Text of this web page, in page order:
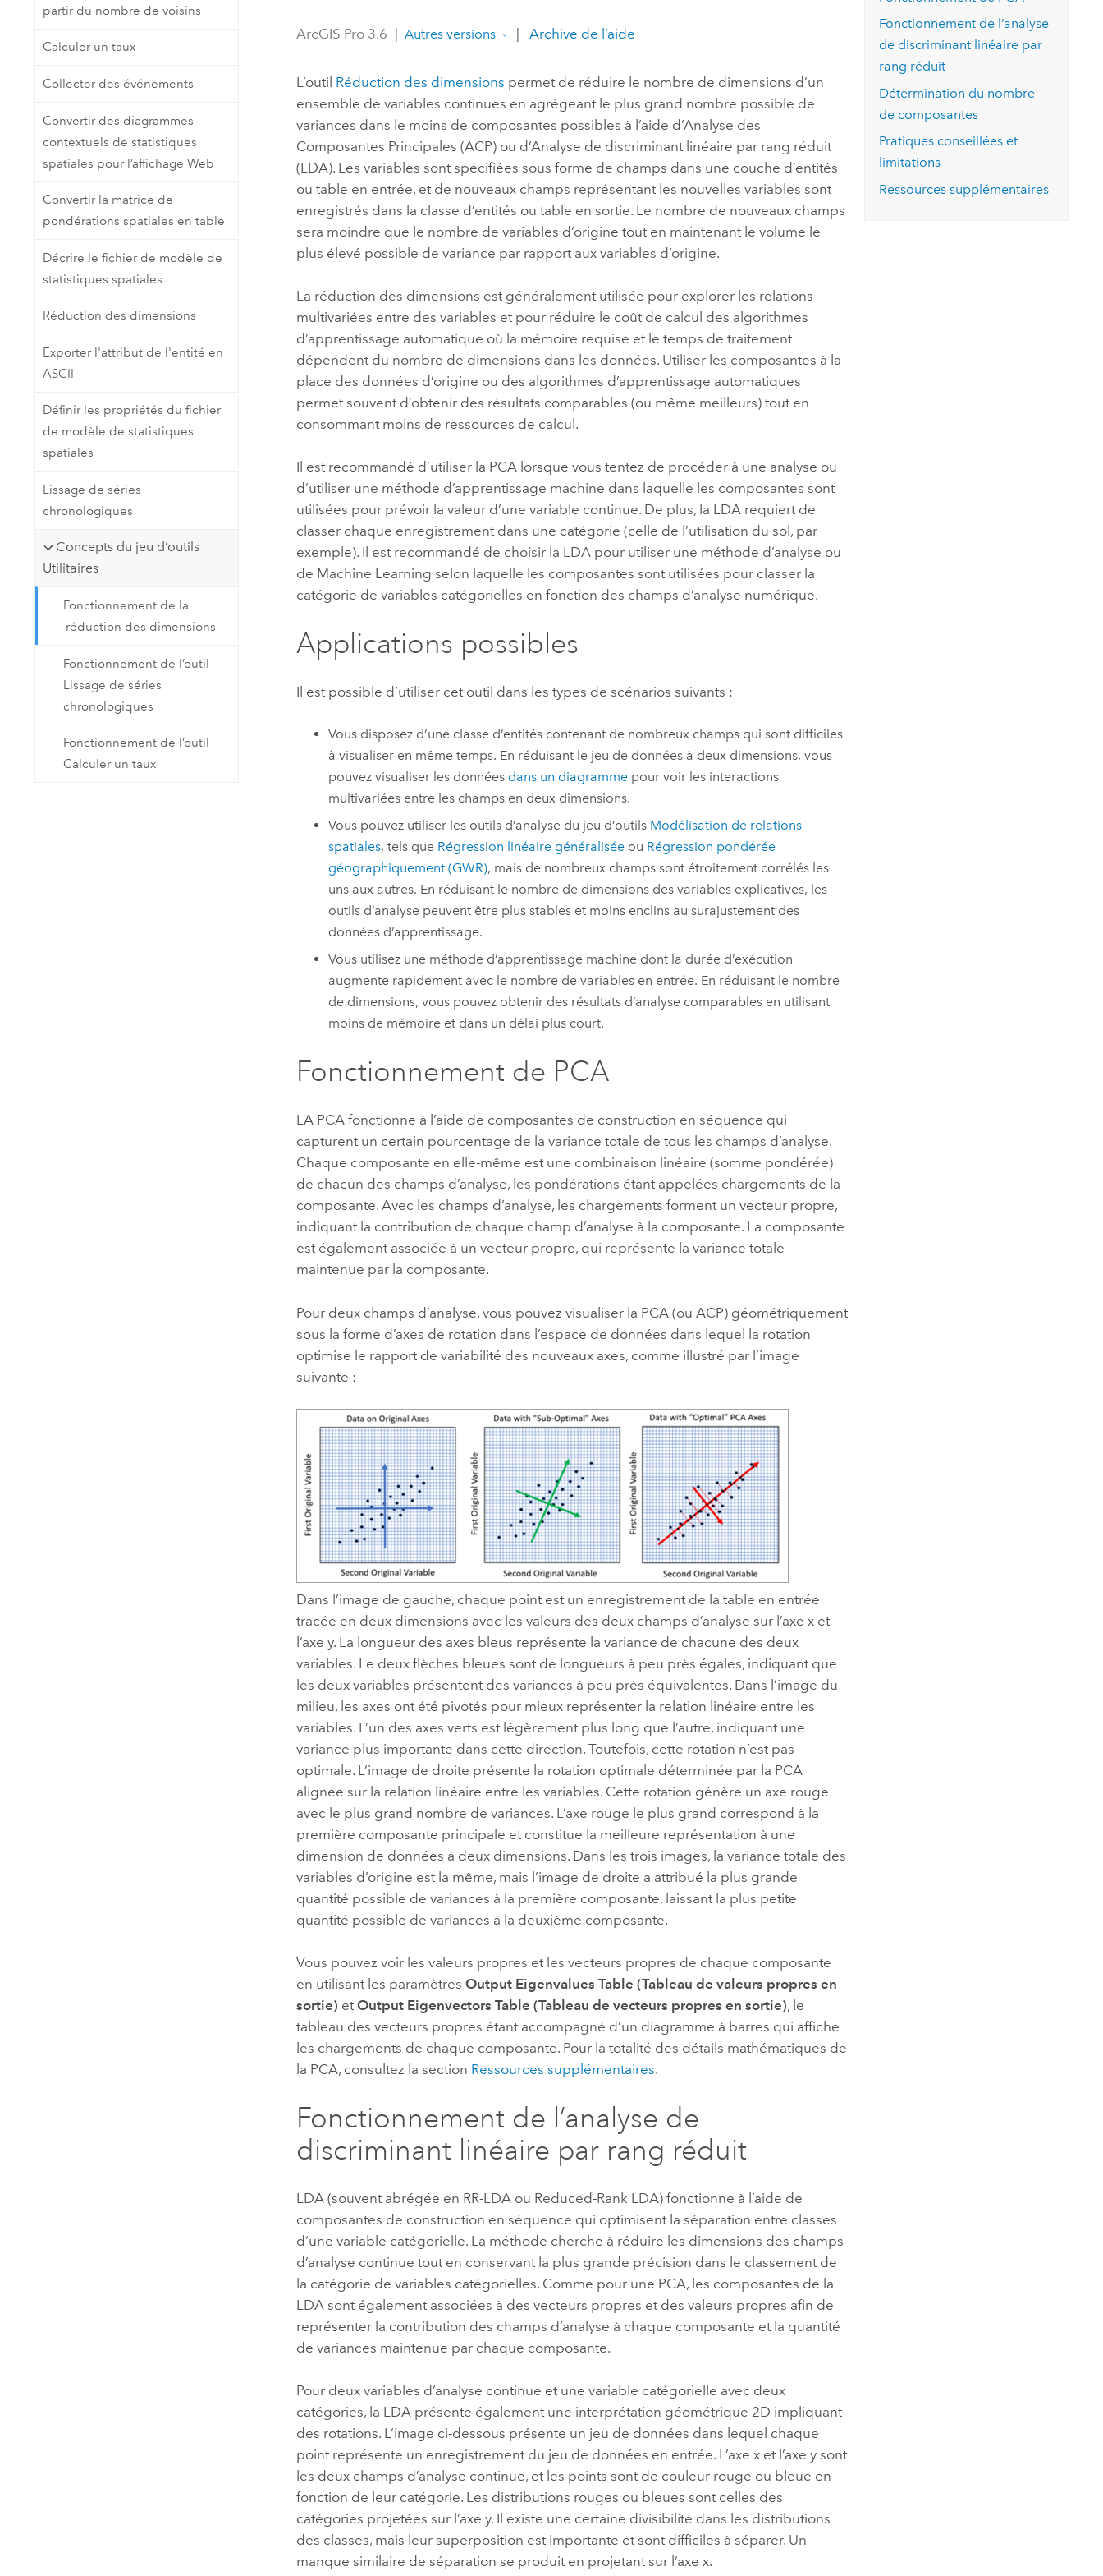
Créer des applications de
Tous les produits
essai gratuit.
Tous les secteurs d’activité
Explorer ce cours
technologiques
géospatial
Tous les récits
Lire le récit
partir du nombre de voisins
Calculer un taux
Collecter des événements
Convertir des diagrammes
contextuels de statistiques
spatiales pour l’affichage Web
Convertir la matrice de
pondérations spatiales en table
Décrire le fichier de modèle de
statistiques spatiales
Réduction des dimensions
Exporter l'attribut de l'entité en
ASCII
Définir les propriétés du fichier
de modèle de statistiques
spatiales
Lissage de séries
chronologiques
Concepts du jeu d’outils
Utilitaires
Fonctionnement de la
réduction des dimensions
Fonctionnement de l’outil
Lissage de séries
chronologiques
Fonctionnement de l’outil
Calculer un taux
ArcGIS Pro 3.6 Autres versions Archive de l’aide
L’outil Réduction des dimensions permet de réduire le nombre de dimensions d’un
ensemble de variables continues en agrégeant le plus grand nombre possible de
variances dans le moins de composantes possibles à l’aide d’Analyse des
Composantes Principales (ACP) ou d’Analyse de discriminant linéaire par rang réduit
(LDA). Les variables sont spécifiées sous forme de champs dans une couche d’entités
ou table en entrée, et de nouveaux champs représentant les nouvelles variables sont
enregistrés dans la classe d’entités ou table en sortie. Le nombre de nouveaux champs
sera moindre que le nombre de variables d’origine tout en maintenant le volume le
plus élevé possible de variance par rapport aux variables d’origine.
La réduction des dimensions est généralement utilisée pour explorer les relations
multivariées entre des variables et pour réduire le coût de calcul des algorithmes
d’apprentissage automatique où la mémoire requise et le temps de traitement
dépendent du nombre de dimensions dans les données. Utiliser les composantes à la
place des données d’origine ou des algorithmes d’apprentissage automatiques
permet souvent d’obtenir des résultats comparables (ou même meilleurs) tout en
consommant moins de ressources de calcul.
Il est recommandé d’utiliser la PCA lorsque vous tentez de procéder à une analyse ou
d’utiliser une méthode d’apprentissage machine dans laquelle les composantes sont
utilisées pour prévoir la valeur d’une variable continue. De plus, la LDA requiert de
classer chaque enregistrement dans une catégorie (celle de l’utilisation du sol, par
exemple). Il est recommandé de choisir la LDA pour utiliser une méthode d’analyse ou
de Machine Learning selon laquelle les composantes sont utilisées pour classer la
catégorie de variables catégorielles en fonction des champs d’analyse numérique.
Applications possibles
Il est possible d’utiliser cet outil dans les types de scénarios suivants :
Vous disposez d’une classe d’entités contenant de nombreux champs qui sont difficiles
à visualiser en même temps. En réduisant le jeu de données à deux dimensions, vous
pouvez visualiser les données dans un diagrammepour voir les interactions
multivariées entre les champs en deux dimensions.
Vous pouvez utiliser les outils d’analyse du jeu d’outils Modélisation de relations
spatiales, tels que Régression linéaire généraliséeou Régression pondérée
géographiquement (GWR), mais de nombreux champs sont étroitement corrélés les
uns aux autres. En réduisant le nombre de dimensions des variables explicatives, les
outils d’analyse peuvent être plus stables et moins enclins au surajustement des
données d’apprentissage.
Vous utilisez une méthode d’apprentissage machine dont la durée d’exécution
augmente rapidement avec le nombre de variables en entrée. En réduisant le nombre
de dimensions, vous pouvez obtenir des résultats d’analyse comparables en utilisant
moins de mémoire et dans un délai plus court.
Fonctionnement de PCA
LA PCA fonctionne à l’aide de composantes de construction en séquence qui
capturent un certain pourcentage de la variance totale de tous les champs d’analyse.
Chaque composante en elle-même est une combinaison linéaire (somme pondérée)
de chacun des champs d’analyse, les pondérations étant appelées chargements de la
composante. Avec les champs d’analyse, les chargements forment un vecteur propre,
indiquant la contribution de chaque champ d’analyse à la composante. La composante
est également associée à un vecteur propre, qui représente la variance totale
maintenue par la composante.
Pour deux champs d’analyse, vous pouvez visualiser la PCA (ou ACP) géométriquement
sous la forme d’axes de rotation dans l’espace de données dans lequel la rotation
optimise le rapport de variabilité des nouveaux axes, comme illustré par l’image
suivante :
Dans l’image de gauche, chaque point est un enregistrement de la table en entrée
tracée en deux dimensions avec les valeurs des deux champs d’analyse sur l’axe x et
l’axe y. La longueur des axes bleus représente la variance de chacune des deux
variables. Le deux flèches bleues sont de longueurs à peu près égales, indiquant que
les deux variables présentent des variances à peu près équivalentes. Dans l’image du
milieu, les axes ont été pivotés pour mieux représenter la relation linéaire entre les
variables. L’un des axes verts est légèrement plus long que l’autre, indiquant une
variance plus importante dans cette direction. Toutefois, cette rotation n’est pas
optimale. L’image de droite présente la rotation optimale déterminée par la PCA
alignée sur la relation linéaire entre les variables. Cette rotation génère un axe rouge
avec le plus grand nombre de variances. L’axe rouge le plus grand correspond à la
première composante principale et constitue la meilleure représentation à une
dimension de données à deux dimensions. Dans les trois images, la variance totale des
variables d’origine est la même, mais l’image de droite a attribué la plus grande
quantité possible de variances à la première composante, laissant la plus petite
quantité possible de variances à la deuxième composante.
Vous pouvez voir les valeurs propres et les vecteurs propres de chaque composante
en utilisant les paramètresOutput Eigenvalues Table (Tableau de valeurs propres en
sortie) etOutput Eigenvectors Table (Tableau de vecteurs propres en sortie), le
tableau des vecteurs propres étant accompagné d’un diagramme à barres qui affiche
les chargements de chaque composante. Pour la totalité des détails mathématiques de
la PCA, consultez la section Ressources supplémentaires.
Fonctionnement de l’analyse de
discriminant linéaire par rang réduit
LDA (souvent abrégée en RR-LDA ou Reduced-Rank LDA) fonctionne à l’aide de
composantes de construction en séquence qui optimisent la séparation entre classes
d’une variable catégorielle. La méthode cherche à réduire les dimensions des champs
d’analyse continue tout en conservant la plus grande précision dans le classement de
la catégorie de variables catégorielles. Comme pour une PCA, les composantes de la
LDA sont également associées à des vecteurs propres et des valeurs propres afin de
représenter la contribution des champs d’analyse à chaque composante et la quantité
de variances maintenue par chaque composante.
Pour deux variables d’analyse continue et une variable catégorielle avec deux
catégories, la LDA présente également une interprétation géométrique 2D impliquant
des rotations. L’image ci-dessous présente un jeu de données dans lequel chaque
point représente un enregistrement du jeu de données en entrée. L’axe x et l’axe y sont
les deux champs d’analyse continue, et les points sont de couleur rouge ou bleue en
fonction de leur catégorie. Les distributions rouges ou bleues sont celles des
catégories projetées sur l’axe y. Il existe une certaine divisibilité dans les distributions
des classes, mais leur superposition est importante et sont difficiles à séparer. Un
manque similaire de séparation se produit en projetant sur l’axe x.
Fonctionnement de l’analyse
de discriminant linéaire par
rang réduit
Détermination du nombre
de composantes
Pratiques conseillées et
limitations
Ressources supplémentaires